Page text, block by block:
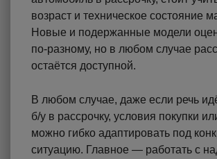
возраст и техническое состояние
Новые и подержанные модели
по-разному, но в любом случае
остаётся доступной.
В любом случае, даже если речь
б/у в рассрочку, условия покупки
можно гибко адаптировать под
ситуацию. Главное — работать с